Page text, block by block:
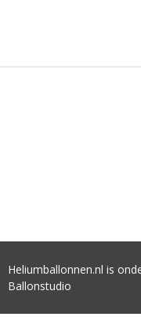
Heliumballonnen.nl is
Ballonstudio